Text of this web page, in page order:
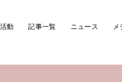
活動 記事一覧 ニュース